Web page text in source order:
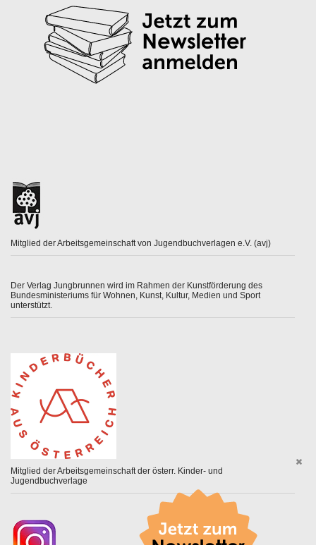
Mitglied der Arbeitsgemeinschaft von Jugendbuchverlagen e.V. (avj)
Der Verlag Jungbrunnen wird im Rahmen der Kunstförderung des
Bundesministeriums für Wohnen, Kunst, Kultur, Medien und Sport
unterstützt.
Mitglied der Arbeitsgemeinschaft der österr. Kinder- und
Jugendbuchverlage